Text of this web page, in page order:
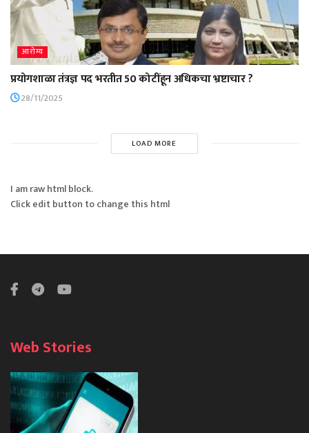
आरोग्य
प्रयोगशाळा तंत्रज्ञ पद भरतीत 50 कोटींहून अधिकचा भ्रष्टाचार ?
28/11/2025
LOAD MORE
I am raw html block.
Click edit button to change this html
Web Stories